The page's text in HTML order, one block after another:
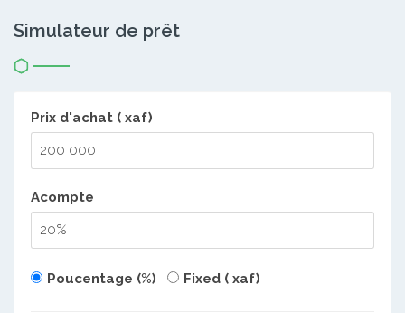
Simulateur de prêt
Prix d'achat ( xaf)
Acompte
Poucentage (%) Fixed ( xaf)